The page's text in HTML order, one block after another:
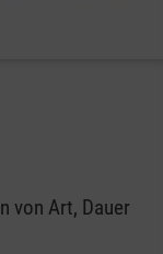
von Art, Dauer